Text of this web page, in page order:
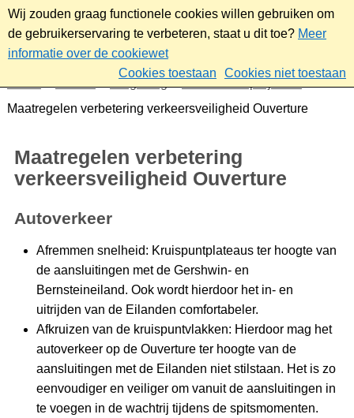
Wij zouden graag functionele cookies willen gebruiken om
de gebruikerservaring te verbeteren, staat u dit toe? Meer
informatie over de cookiewet
Cookies toestaan
Cookies niet toestaan
Omgeving
Plannen en projecten
Maatregelen verbetering verkeersveiligheid Ouverture
Maatregelen verbetering
verkeersveiligheid Ouverture
Autoverkeer
Afremmen snelheid: Kruispuntplateaus ter hoogte van
de aansluitingen met de Gershwin- en
Bernsteineiland. Ook wordt hierdoor het in- en
uitrijden van de Eilanden comfortabeler.
Afkruizen van de kruispuntvlakken: Hierdoor mag het
autoverkeer op de Ouverture ter hoogte van de
aansluitingen met de Eilanden niet stilstaan. Het is zo
eenvoudiger en veiliger om vanuit de aansluitingen in
te voegen in de wachtrij tijdens de spitsmomenten.